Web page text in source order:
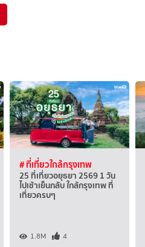
# ที่เที่ยวใกล้กรุงเทพ
25 ที่เที่ยวอยุธยา 2569 1 วัน
ไปเช้าเย็นกลับ ใกล้กรุงเทพ ที่
เที่ยวครบๆ
1.8M 4